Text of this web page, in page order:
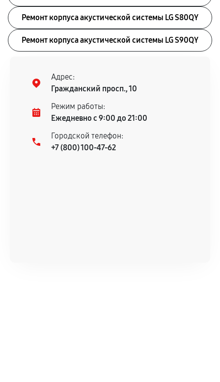
Ремонт корпуса акустической системы LG S80QY
Ремонт корпуса акустической системы LG S90QY
Адрес:
Гражданский просп., 10
Режим работы:
Ежедневно с 9:00 до 21:00
Городской телефон:
+7 (800) 100-47-62